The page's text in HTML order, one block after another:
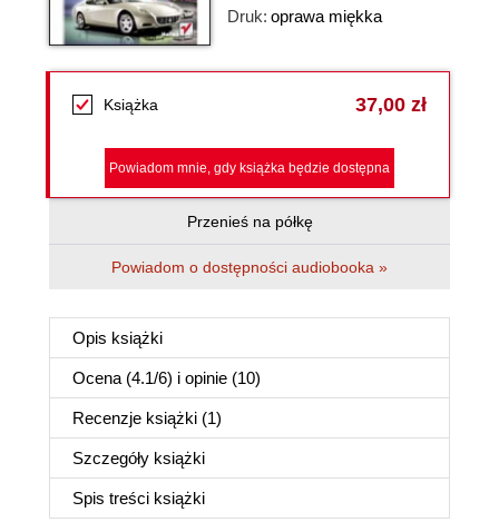
Druk: oprawa miękka
Książka 37,00 zł
Powiadom mnie, gdy książka będzie dostępna
Przenieś na półkę
Powiadom o dostępności audiobooka »
Opis książki
Ocena (4.1/6) i opinie (10)
Recenzje książki (1)
Szczegóły książki
Spis treści książki